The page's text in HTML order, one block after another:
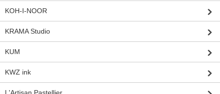
KOH-I-NOOR
KRAMA Studio
KUM
KWZ ink
L'Artisan Pastellier